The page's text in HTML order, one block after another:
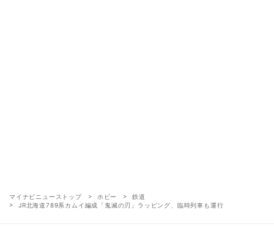
マイナビニューストップ ホビー
鉄道
JR北海道789系カムイ編成「鬼滅の刃」ラッピング、臨時列車も運行